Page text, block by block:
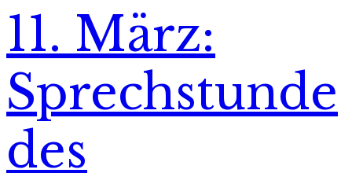
11. März:
Sprechstunde
des